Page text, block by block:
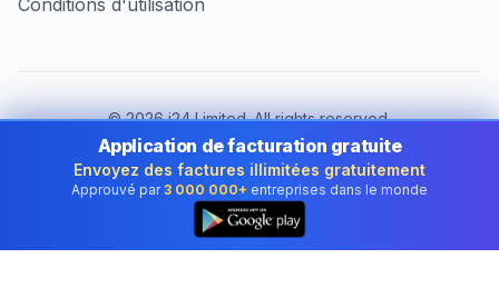
Conditions d'utilisation
©2026i24 Limited. All rights reserved.
Au service des entreprises au Luxembourg
Changer de pays :
Luxembourg
Application de facturation gratuite
Envoyez des factures illimitées gratuitement
Approuvé par 3 000 000+ entreprises dans le monde